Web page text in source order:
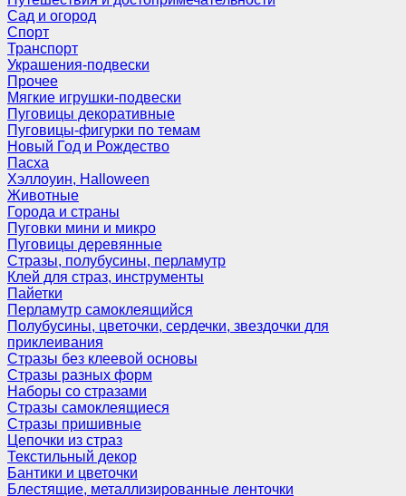
Сад и огород
Спорт
Транспорт
Украшения-подвески
Прочее
Мягкие игрушки-подвески
Пуговицы декоративные
Пуговицы-фигурки по темам
Новый Год и Рождество
Пасха
Хэллоуин, Halloween
Животные
Города и страны
Пуговки мини и микро
Пуговицы деревянные
Стразы, полубусины, перламутр
Клей для страз, инструменты
Пайетки
Перламутр самоклеящийся
Полубусины, цветочки, сердечки, звездочки для
приклеивания
Стразы без клеевой основы
Стразы разных форм
Наборы со стразами
Стразы самоклеящиеся
Стразы пришивные
Цепочки из страз
Текстильный декор
Бантики и цветочки
Блестящие, металлизированные ленточки